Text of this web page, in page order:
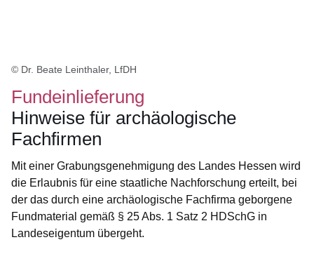
© Dr. Beate Leinthaler, LfDH
Fundeinlieferung
Hinweise für archäologische
Fachfirmen
Mit einer Grabungsgenehmigung des Landes Hessen wird
die Erlaubnis für eine staatliche Nachforschung erteilt, bei
der das durch eine archäologische Fachfirma geborgene
Fundmaterial gemäß § 25 Abs. 1 Satz 2 HDSchG in
Landeseigentum übergeht.